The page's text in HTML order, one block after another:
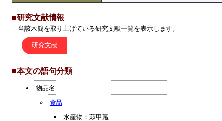
■研究文献情報
当該木簡を取り上げている研究文献一覧を表示します。
研究文献
■本文の語句分類
物品名
食品
水産物：蕀甲羸